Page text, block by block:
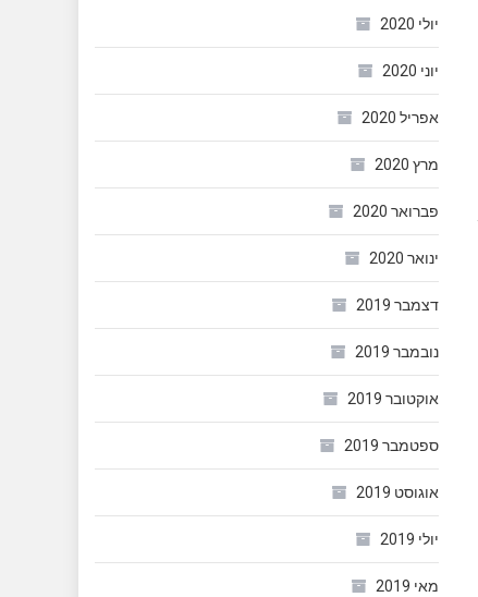
יולי 2020
יוני 2020
אפריל 2020
מרץ 2020
פברואר 2020
ינואר 2020
דצמבר 2019
נובמבר 2019
אוקטובר 2019
ספטמבר 2019
אוגוסט 2019
יולי 2019
מאי 2019